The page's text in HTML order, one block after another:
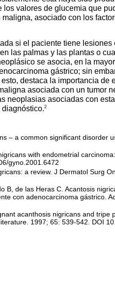
valores de glucemia que
asociado con los
si el paciente tiene
las palmas y las plantas o
se asocia, en la
gástrico; sin
destaca la importancia de
asociada con un tumor
neoplasias asociadas con
2
– a common significant disorder
with endometrial
gyno.2001.6472
a review. J Dermatol Surg
B, de las Heras C. Acantosis
con adenocarcinoma gástrico.
acanthosis nigricans and tripe
1997; 65: 539-542. DOI